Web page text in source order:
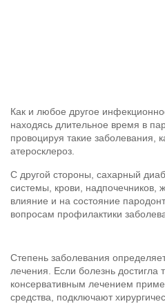
Как и любое другое
находясь длительное время в
провоцируя такие заболевания,
атеросклероз.
С другой стороны, сахарный
системы, крови, надпочечников,
влияние и на состояние
вопросам профилактики
Степень заболевания
лечения. Если болезнь достигла
консервативным лечением
средства, подключают